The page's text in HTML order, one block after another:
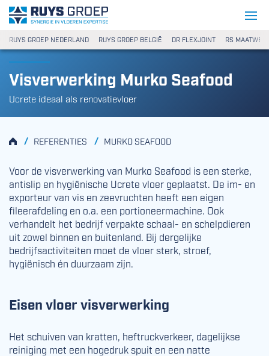
Ga naar content
Ruys Groep
RUYS GROEP NEDERLAND RUYS GROEP BELGIË DR FLEXJOINT RS
Visverwerking Murko Seafood
Ucrete ideaal als renovatievloer
HOMEREFERENTIES
/ MURKO SEAFOOD
/
Voor de visverwerking van Murko Seafood is een sterke,
antislip en hygiënische Ucrete vloer geplaatst. De im- en
exporteur van vis en zeevruchten heeft een eigen
fileerafdeling en o.a. een portioneermachine. Ook
verhandelt het bedrijf verpakte schaal- en schelpdieren
uit zowel binnen en buitenland. Bij dergelijke
bedrijfsactiviteiten moet de vloer sterk, stroef,
hygiënisch én duurzaam zijn.
Eisen vloer visverwerking
Het schuiven van kratten, heftruckverkeer, dagelijkse
reiniging met een hogedruk spuit en een natte